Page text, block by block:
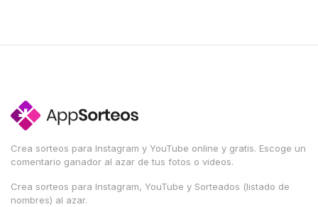
Crea sorteos para Instagram y YouTube online y gratis. Escoge un
comentario ganador al azar de tus fotos o videos.
Crea sorteos para Instagram, YouTube y Sorteados (listado de
nombres) al azar.